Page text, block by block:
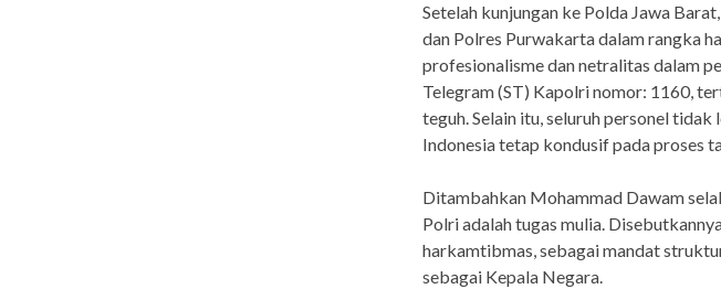
Setelah kunjungan ke Polda Jawa
dan Polres Purwakarta dalam rangka
profesionalisme dan netralitas dalam
Telegram (ST) Kapolri nomor: 1160,
teguh. Selain itu, seluruh personel
Indonesia tetap kondusif pada proses
Ditambahkan Mohammad Dawam
Polri adalah tugas mulia.
harkamtibmas, sebagai mandat
sebagai Kepala Negara.